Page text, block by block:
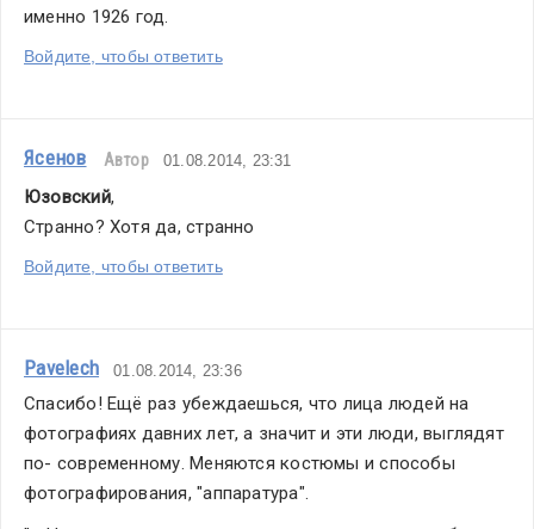
именно 1926 год.
Войдите, чтобы ответить
Ясенов Автор 01.08.2014, 23:31
Юзовский,
Странно? Хотя да, странно
Войдите, чтобы ответить
Pavelech 01.08.2014, 23:36
Спасибо! Ещё раз убеждаешься, что лица людей на
фотографиях давних лет, а значит и эти люди, выглядят
по- современному. Меняются костюмы и способы
фотографирования, "аппаратура".